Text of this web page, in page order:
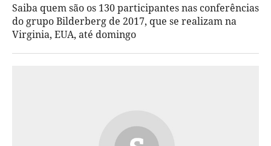
Saiba quem são os 130 participantes nas conferências
do grupo Bilderberg de 2017, que se realizam na
Virginia, EUA, até domingo